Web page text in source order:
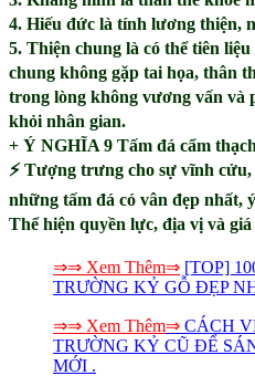
4. Hiếu đức là tính lương thiện,
5. Thiện chung là có thể tiên
chung không gặp tai họa, thân
trong lòng không vương vấn và
khỏi nhân gian.
+ Ý NGHĨA 9 Tấm đá cẩm
⚡Tượng trưng cho sự vĩnh
những tấm đá có vân đẹp nhất,
Thể hiện quyền lực, địa vị và
⇒⇒ Xem Thêm⇒ [TOP]
TRƯỜNG KỶ GỖ ĐẸP
⇒⇒ Xem Thêm⇒ CÁCH
TRƯỜNG KỶ CŨ ĐỂ
MỚI .